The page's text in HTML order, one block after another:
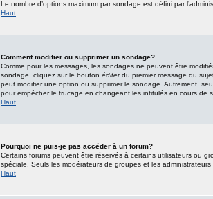
Le nombre d’options maximum par sondage est défini par
Haut
Comment modifier ou supprimer un sondage?
Comme pour les messages, les sondages ne peuvent être
sondage, cliquez sur le bouton éditerdu premier message du
peut modifier une option ou supprimer le sondage. Autrement,
pour empêcher le trucage en changeant les intitulés en cours de
Haut
Pourquoi ne puis-je pas accéder à un forum?
Certains forums peuvent être réservés à certains utilisateurs ou
spéciale. Seuls les modérateurs de groupes et les
Haut